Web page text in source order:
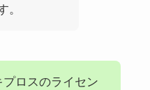
。
ロスのライセン